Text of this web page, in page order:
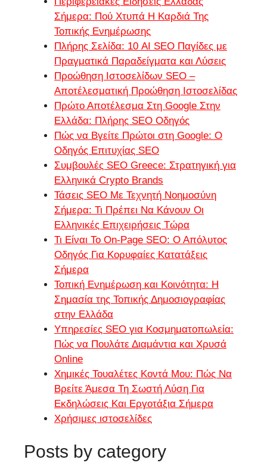
Σήμερα: Πού Χτυπά Η Καρδιά Της
Τοπικής Ενημέρωσης
Πλήρης Σελίδα: 10 AI SEO Παγίδες με
Πραγματικά Παραδείγματα και Λύσεις
Προώθηση Ιστοσελίδων SEO –
Αποτέλεσματική Προώθηση Ιστοσελίδας
Πρώτο Αποτέλεσμα Στη Google Στην
Ελλάδα: Πλήρης SEO Οδηγός
Πώς να Βγείτε Πρώτοι στη Google: Ο
Οδηγός Επιτυχίας SEO
Συμβουλές SEO Greece: Στρατηγική για
Ελληνικά Crypto Brands
Τάσεις SEO Με Τεχνητή Νοημοσύνη
Σήμερα: Τι Πρέπει Να Κάνουν Οι
Ελληνικές Επιχειρήσεις Τώρα
Τι Είναι Το On-Page SEO: Ο Απόλυτος
Οδηγός Για Κορυφαίες Κατατάξεις
Σήμερα
Τοπική Ενημέρωση και Κοινότητα: Η
Σημασία της Τοπικής Δημοσιογραφίας
στην Ελλάδα
Υπηρεσίες SEO για Κοσμηματοπωλεία:
Πώς να Πουλάτε Διαμάντια και Χρυσά
Online
Χημικές Τουαλέτες Κοντά Μου: Πώς Να
Βρείτε Άμεσα Τη Σωστή Λύση Για
Εκδηλώσεις Και Εργοτάξια Σήμερα
Χρήσιμες ιστοσελίδες
Posts by category